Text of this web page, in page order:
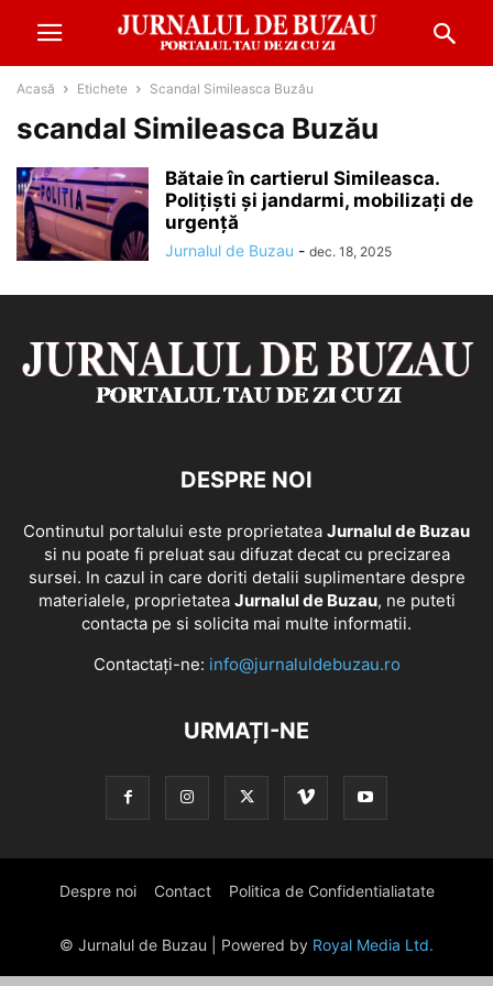
Acasă Etichete Scandal Simileasca Buzău
scandal Simileasca Buzău
Bătaie în cartierul Simileasca.
Polițiști și jandarmi, mobilizați de
urgență
Jurnalul de Buzau - dec. 18, 2025
DESPRE NOI
Continutul portalului este proprietatea Jurnalul de Buzau
si nu poate fi preluat sau difuzat decat cu precizarea
sursei. In cazul in care doriti detalii suplimentare despre
materialele, proprietatea Jurnalul de Buzau, ne puteti
contacta pe si solicita mai multe informatii.
Contactați-ne: info@jurnaluldebuzau.ro
URMAȚI-NE
Despre noi Contact Politica de Confidentialiatate
© Jurnalul de Buzau | Powered by Royal Media Ltd.